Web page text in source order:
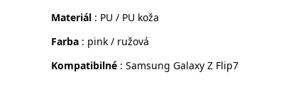
Materiál : PU / PU koža
Farba : pink / ružová
Kompatibilné : Samsung Galaxy Z Flip7